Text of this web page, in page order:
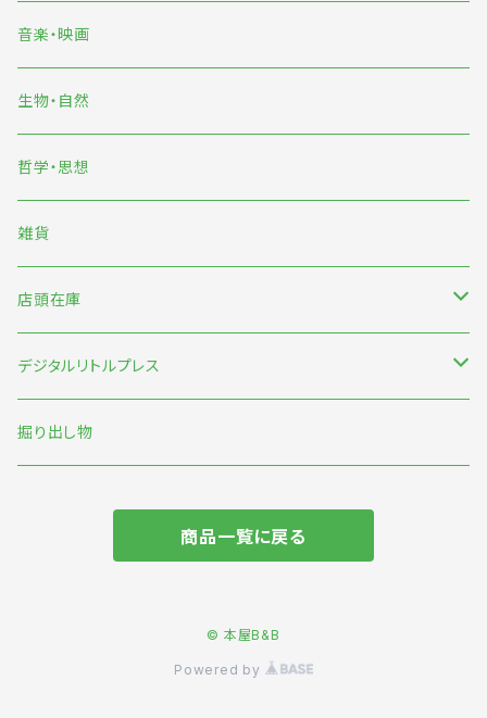
イラスト
雨宮ひかる
くまおり純
音楽・映画
生物・自然
哲学・思想
雑貨
店頭在庫
新刊台
本の本
デジタルリトルプレス
オリジナル
掘り出し物
商品一覧に戻る
© 本屋B&B
Powered by